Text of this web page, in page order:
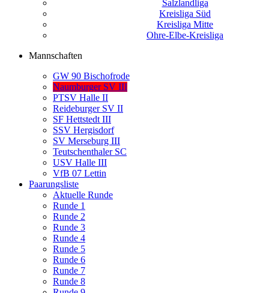
Salzlandliga
Kreisliga Süd
Kreisliga Mitte
Ohre-Elbe-Kreisliga
Mannschaften
GW 90 Bischofrode
Naumburger SV III
PTSV Halle II
Reideburger SV II
SF Hettstedt III
SSV Hergisdorf
SV Merseburg III
Teutschenthaler SC
USV Halle III
VfB 07 Lettin
Paarungsliste
Aktuelle Runde
Runde 1
Runde 2
Runde 3
Runde 4
Runde 5
Runde 6
Runde 7
Runde 8